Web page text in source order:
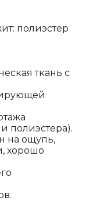
полиэстер
ткань с
полиэстера).
на ощупь,
хорошо